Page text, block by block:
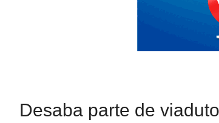
Desaba parte de